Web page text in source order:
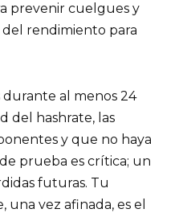
prevenir cuelgues y
rendimiento para
durante al menos 24
del hashrate, las
y que no haya
prueba es crítica; un
futuras. Tu
vez afinada, es el